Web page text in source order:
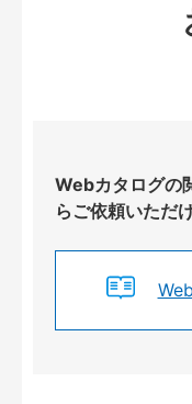
Webカタログの
らご依頼いただ